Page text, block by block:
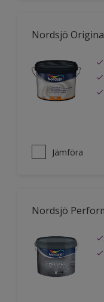
Nordsjö
Jämföra
Nordsjö